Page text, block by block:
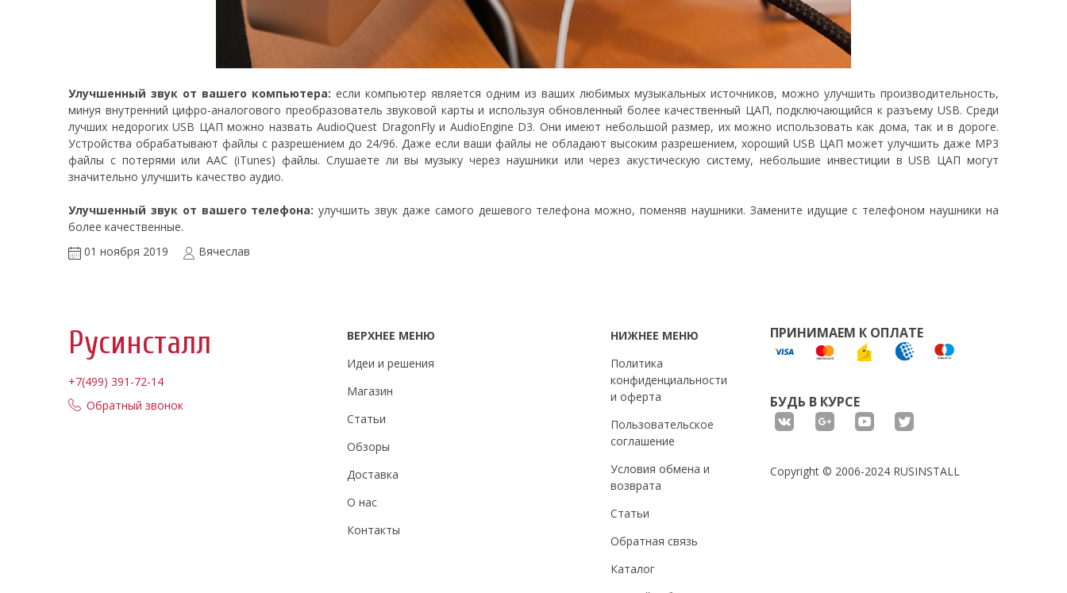
Улучшенный звук от вашего компьютера: если компьютер является одним из ваших любимых музыкальных источников, можно улучшить производительность,
минуя внутренний цифро-аналогового преобразователь звуковой карты и используя обновленный более качественный ЦАП, подключающийся к разъему USB. Среди
лучших недорогих USB ЦАП можно назвать AudioQuest DragonFly и AudioEngine D3. Они имеют небольшой размер, их можно использовать как дома, так и в дороге.
Устройства обрабатывают файлы с разрешением до 24/96. Даже если ваши файлы не обладают высоким разрешением, хороший USB ЦАП может улучшить даже MP3
файлы с потерями или AAC (iTunes) файлы. Слушаете ли вы музыку через наушники или через акустическую систему, небольшие инвестиции в USB ЦАП могут
значительно улучшить качество аудио.
Улучшенный звук от вашего телефона: улучшить звук даже самого дешевого телефона можно, поменяв наушники. Замените идущие с телефоном наушники на
более качественные.
01 ноября 2019
Вячеслав
Русинсталл
+7(499) 391-72-14
Обратный звонок
ВЕРХНЕЕ МЕНЮ
Идеи и решения
Магазин
Статьи
Обзоры
Доставка
О нас
Контакты
НИЖНЕЕ МЕНЮ
Политика
конфиденциальности
и оферта
Пользовательское
соглашение
Условия обмена и
возврата
Статьи
Обратная связь
Каталог
ПРИНИМАЕМ К ОПЛАТЕ
БУДЬ В КУРСЕ
Copyright © 2006-2024 RUSINSTALL